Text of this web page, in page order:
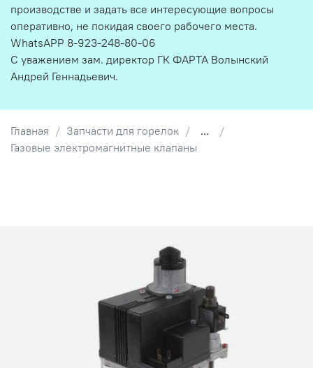
Главная Запчасти для горелок
...
Газовые электромагнитные клапаны
производстве и задать все интересующие вопросы
оперативно, не покидая своего рабочего места.
WhatsAPP 8-923-248-80-06
С уважением зам. директор ГК ФАРТА Волынский
Андрей Геннадьевич.